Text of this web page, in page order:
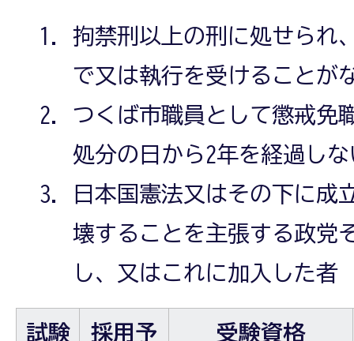
拘禁刑以上の刑に処せられ
で又は執行を受けることが
つくば市職員として懲戒免
処分の日から2年を経過し
日本国憲法又はその下に成
壊することを主張する政党
し、又はこれに加入した者
試験
採用予
受験資格